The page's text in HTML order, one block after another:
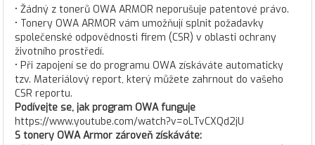
• Žádný z tonerů OWA ARMOR neporušuje patentové právo.
• Tonery OWA ARMOR vám umožňují splnit požadavky
společenské odpovědnosti firem (CSR) v oblasti ochrany
životního prostředí.
• Při zapojení se do programu OWA získáváte automaticky
tzv. Materiálový report, který můžete zahrnout do vašeho
CSR reportu.
Podívejte se, jak program OWA funguje
https://www.youtube.com/watch?v=oLTvCXQd2jU
S tonery OWA Armor zároveň získáváte: